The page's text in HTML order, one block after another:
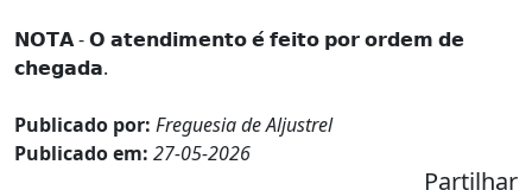
𝗡𝗢𝗧𝗔 - 𝗢 𝗮𝘁𝗲𝗻𝗱𝗶𝗺𝗲𝗻𝘁𝗼 𝗲́ 𝗳𝗲𝗶𝘁𝗼 𝗽𝗼𝗿 𝗼𝗿𝗱𝗲𝗺 𝗱𝗲
𝗰𝗵𝗲𝗴𝗮𝗱𝗮.
Publicado por: Freguesia de Aljustrel
Publicado em: 27-05-2026
Partilhar